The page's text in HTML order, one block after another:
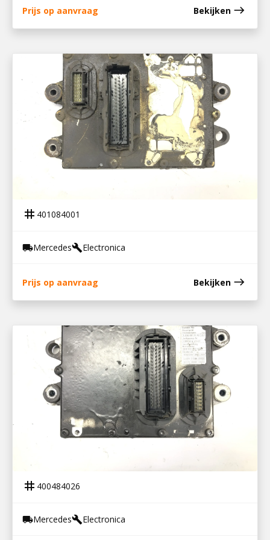
Prijs op aanvraag Bekijken east
401084001
PLD UNIT 814 ECOPOWER
tag 401084001
local_shippingMercedesbuildElectronica
Prijs op aanvraag Bekijken east
PLD UNIT OM924LA
tag 400484026
local_shippingMercedesbuildElectronica